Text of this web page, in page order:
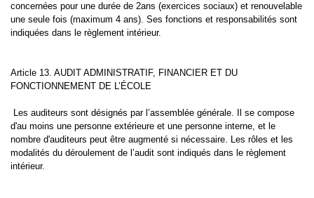
concernées pour une durée de 2ans (exercices sociaux) et renouvelable
une seule fois (maximum 4 ans). Ses fonctions et responsabilités sont
indiquées dans le règlement intérieur.
Article 13. AUDIT ADMINISTRATIF, FINANCIER ET DU
FONCTIONNEMENT DE L’ÉCOLE
Les auditeurs sont désignés par l’assemblée générale. Il se compose
d'au moins une personne extérieure et une personne interne, et le
nombre d'auditeurs peut être augmenté si nécessaire. Les rôles et les
modalités du déroulement de l’audit sont indiqués dans le règlement
intérieur.